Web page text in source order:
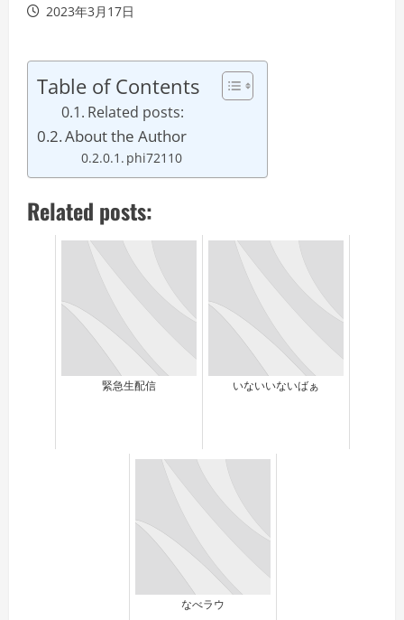
2023年3月17日
Table of Contents
Related posts:
About the Author
phi72110
Related posts:
緊急生配信 いないいないばぁ
なべラウ